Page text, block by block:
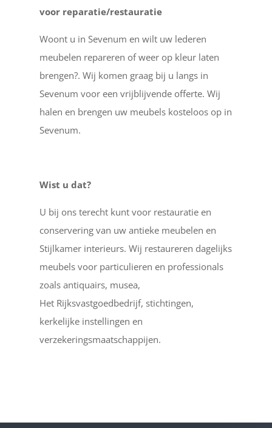
voor reparatie/restauratie
Woont u in Sevenum en wilt uw lederen
meubelen repareren of weer op kleur laten
brengen?. Wij komen graag bij u langs in
Sevenum voor een vrijblijvende offerte. Wij
halen en brengen uw meubels kosteloos op in
Sevenum.
Wist u dat?
U bij ons terecht kunt voor restauratie en
conservering van uw antieke meubelen en
Stijlkamer interieurs. Wij restaureren dagelijks
meubels voor particulieren en professionals
zoals antiquairs, musea,
Het Rijksvastgoedbedrijf, stichtingen,
kerkelijke instellingen en
verzekeringsmaatschappijen.